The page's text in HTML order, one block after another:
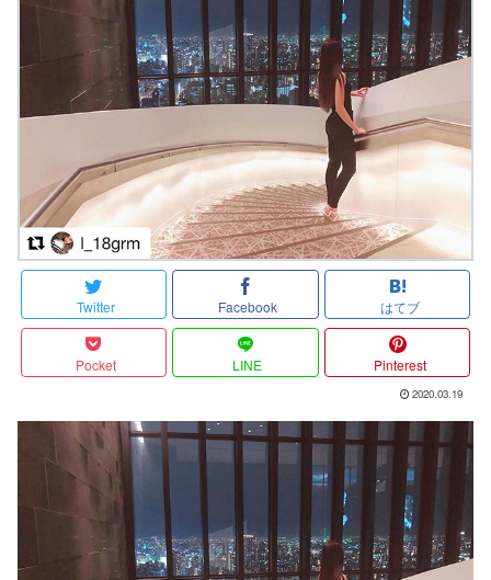
Twitter Facebook はてブ
Pocket LINE Pinterest
2020.03.19